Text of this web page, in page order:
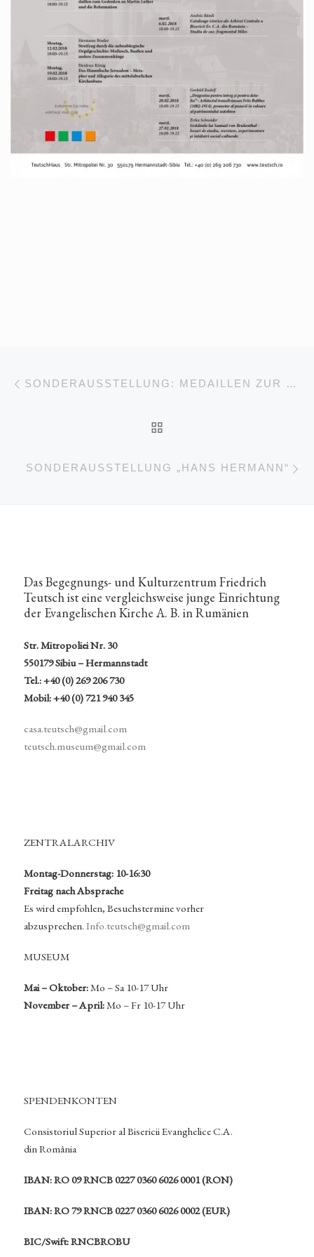
Beitragsnavigation SONDERAUSSTELLUNG: MEDAILLEN ZUR REFORMATION
SONDERAUSSTELLUNG „HANS HERMANN“
Das Begegnungs- und Kulturzentrum Friedrich
Teutsch ist eine vergleichsweise junge Einrichtung
der Evangelischen Kirche A. B. in Rumänien
Str. Mitropoliei Nr. 30
550179 Sibiu – Hermannstadt
Tel.: +40 (0) 269 206 730
Mobil: +40 (0) 721 940 345
casa.teutsch@gmail.com
teutsch.museum@gmail.com
ZENTRALARCHIV
Montag-Donnerstag: 10-16:30
Freitag nach Absprache
Es wird empfohlen, Besuchstermine vorher
abzusprechen. Info.teutsch@gmail.com
MUSEUM
Mai – Oktober:Mo – Sa 10-17 Uhr
November – April:Mo – Fr 10-17 Uhr
SPENDENKONTEN
Consistoriul Superior al Bisericii Evanghelice C.A.
din România
IBAN: RO 09 RNCB 0227 0360 6026 0001 (RON)
IBAN: RO 79 RNCB 0227 0360 6026 0002 (EUR)
BIC/Swift: RNCBROBU